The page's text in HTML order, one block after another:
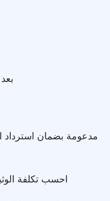
احسب تكلفة